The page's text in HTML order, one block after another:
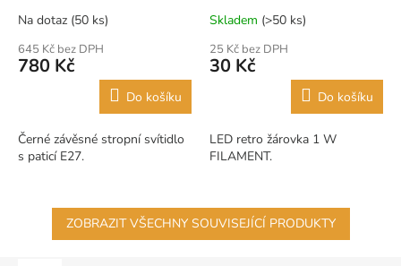
Na dotaz (50 ks)
645 Kč bez DPH
780 Kč
Do košíku
Černé závěsné stropní svítidlo
s paticí E27.
Skladem (>50 ks)
25 Kč bez DPH
30 Kč
Do košíku
LED retro žárovka 1 W
FILAMENT.
ZOBRAZIT VŠECHNY SOUVISEJÍCÍ PRODUKTY